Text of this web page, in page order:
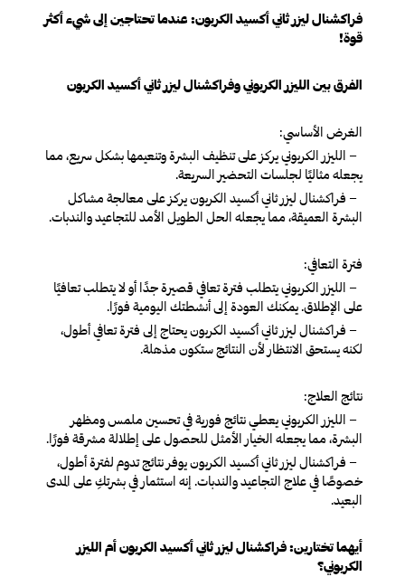
فراكشنال ليزر ثاني أكسيد الكربون: عندما تحتاجين إلى شيء أكثر
قوة!
الفرق بين الليزر الكربوني وفراكشنال ليزر ثاني أكسيد الكربون
الغرض الأساسي:
– الليزر الكربوني يركز على تنظيف البشرة وتنعيمها بشكل سريع، مما
يجعله مثاليًا لجلسات التحضير السريعة.
– فراكشنال ليزر ثاني أكسيد الكربون يركز على معالجة مشاكل
البشرة العميقة، مما يجعله الحل الطويل الأمد للتجاعيد والندبات.
فترة التعافي:
– الليزر الكربوني يتطلب فترة تعافي قصيرة جدًا أو لا يتطلب تعافيًا
على الإطلاق. يمكنك العودة إلى أنشطتك اليومية فورًا.
– فراكشنال ليزر ثاني أكسيد الكربون يحتاج إلى فترة تعافي أطول،
لكنه يستحق الانتظار لأن النتائج ستكون مذهلة.
نتائج العلاج:
– الليزر الكربوني يعطي نتائج فورية في تحسين ملمس ومظهر
البشرة، مما يجعله الخيار الأمثل للحصول على إطلالة مشرقة فورًا.
– فراكشنال ليزر ثاني أكسيد الكربون يوفر نتائج تدوم لفترة أطول،
خصوصًا في علاج التجاعيد والندبات. إنه استثمار في بشرتكِ على المدى
البعيد.
أيهما تختارين: فراكشنال ليزر ثاني أكسيد الكربون أم الليزر
الكربوني؟